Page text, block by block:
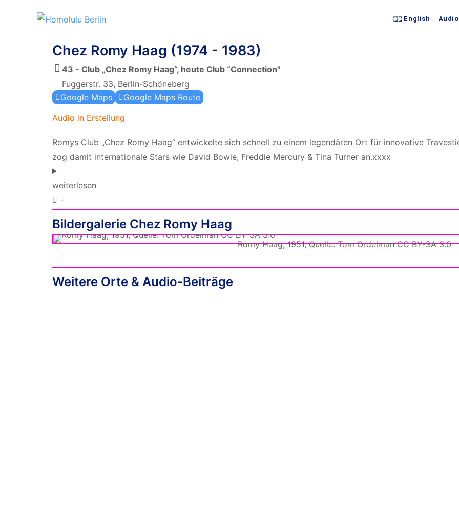
English
Chez Romy Haag (1974 - 1983)
43 - Club „Chez Romy Haag“, heute Club “Connection"
Fuggerstr. 33, Berlin-Schöneberg
Google Maps
Google Maps Route
Audio in Erstellung
Romys Club „Chez Romy Haag“ entwickelte sich schnell zu einem legendären Ort für innovative
zog damit internationale Stars wie David Bowie, Freddie Mercury & Tina Turner an.xxxx
weiterlesen
Bildergalerie Chez Romy Haag
Romy Haag, 1951, Quelle: Tom Ordelman CC BY-SA 3.0
Weitere Orte & Audio-Beiträge